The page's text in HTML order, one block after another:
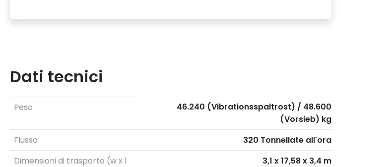
Dati tecnici
Peso
46.240 (Vibrationsspaltrost) / 48.600
(Vorsieb) kg
Flusso
320 Tonnellate all'ora
Dimensioni di trasporto (w x l
3,1 x 17,58 x 3,4 m